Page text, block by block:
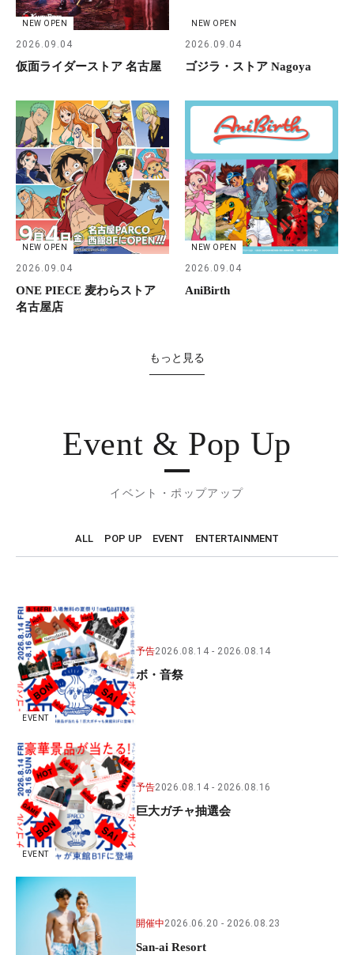
NEW OPEN
2026.09.04
仮面ライダーストア 名古屋
NEW OPEN
2026.09.04
ゴジラ・ストア Nagoya
NEW OPEN
2026.09.04
ONE PIECE 麦わらストア
名古屋店
NEW OPEN
2026.09.04
AniBirth
もっと見る
Event & Pop Up
イベント・ポップアップ
ALL POP UP EVENT ENTERTAINMENT
EVENT
予告2026.08.14 2026.08.14
ボ・音祭
EVENT
予告2026.08.14 2026.08.16
巨大ガチャ抽選会
開催中2026.06.20 2026.08.23
San-ai Resort